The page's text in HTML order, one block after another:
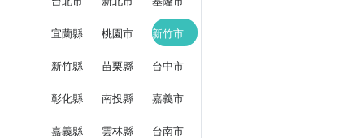
宜蘭縣 桃園市 新竹市
新竹縣 苗栗縣 台中市
彰化縣 南投縣 嘉義市
嘉義縣 雲林縣 台南市